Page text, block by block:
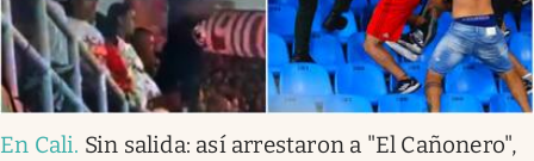
En Cali. Sin salida: así arrestaron a "El Cañonero",